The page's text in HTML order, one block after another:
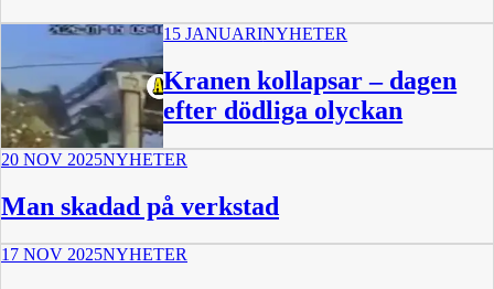
0:39
15 JANUARINYHETER
Kranen kollapsar – dagen
efter dödliga olyckan
20 NOV 2025NYHETER
Man skadad på verkstad
17 NOV 2025NYHETER